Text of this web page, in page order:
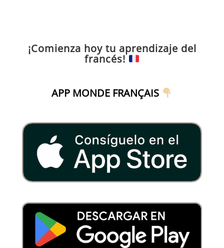
¡Comienza hoy tu aprendizaje del
francés!
APP MONDE FRANÇAIS